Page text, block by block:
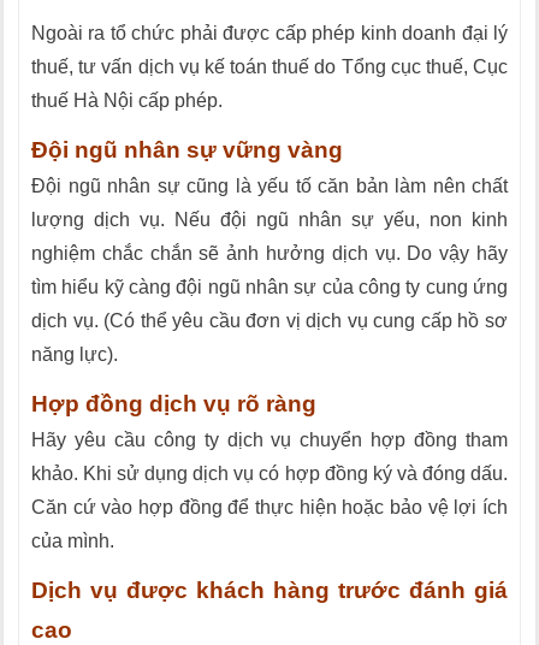
Ngoài ra tổ chức phải được cấp phép kinh doanh đại lý
thuế, tư vấn dịch vụ kế toán thuế do Tổng cục thuế, Cục
thuế Hà Nội cấp phép.
Đội ngũ nhân sự vững vàng
Đội ngũ nhân sự cũng là yếu tố căn bản làm nên chất
lượng dịch vụ. Nếu đội ngũ nhân sự yếu, non kinh
nghiệm chắc chắn sẽ ảnh hưởng dịch vụ. Do vậy hãy
tìm hiểu kỹ càng đội ngũ nhân sự của công ty cung ứng
dịch vụ. (Có thể yêu cầu đơn vị dịch vụ cung cấp hồ sơ
năng lực).
Hợp đồng dịch vụ rõ ràng
Hãy yêu cầu công ty dịch vụ chuyển hợp đồng tham
khảo. Khi sử dụng dịch vụ có hợp đồng ký và đóng dấu.
Căn cứ vào hợp đồng để thực hiện hoặc bảo vệ lợi ích
của mình.
Dịch vụ được khách hàng trước đánh giá
cao